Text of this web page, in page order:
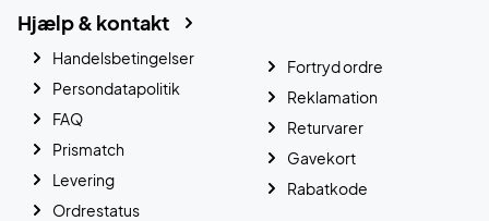
Hjælp & kontakt
Handelsbetingelser
Persondatapolitik
FAQ
Prismatch
Levering
Ordrestatus
Fortryd ordre
Reklamation
Returvarer
Gavekort
Rabatkode